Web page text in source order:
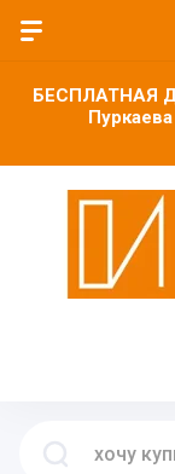
БЕСПЛАТНАЯ